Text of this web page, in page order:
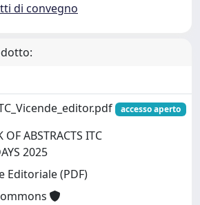
di convegno
accesso aperto
ABSTRACTS ITC
2025
Editoriale (PDF)